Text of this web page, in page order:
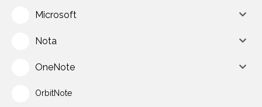
Microsoft
Nota
OneNote
OrbitNote